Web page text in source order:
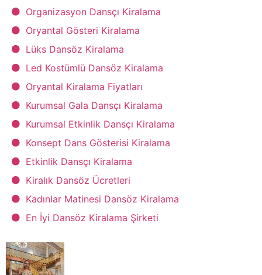
Organizasyon Dansçı Kiralama
Oryantal Gösteri Kiralama
Lüks Dansöz Kiralama
Led Kostümlü Dansöz Kiralama
Oryantal Kiralama Fiyatları
Kurumsal Gala Dansçı Kiralama
Kurumsal Etkinlik Dansçı Kiralama
Konsept Dans Gösterisi Kiralama
Etkinlik Dansçı Kiralama
Kiralık Dansöz Ücretleri
Kadınlar Matinesi Dansöz Kiralama
En İyi Dansöz Kiralama Şirketi